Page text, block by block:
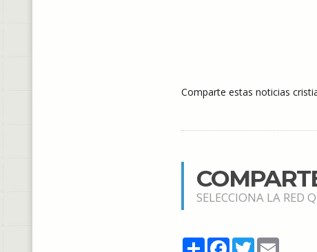
Comparte estas noticias
SELECCIONA LA RED
ShareFacebook
TwitterEmail